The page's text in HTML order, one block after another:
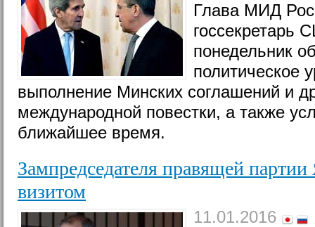
Глава МИД
госсекретарь
понедельник
политическое
выполнение Минских соглашений и
международной повестки, а также
ближайшее время.
Зампредседателя правящей
визитом
11.01.2016